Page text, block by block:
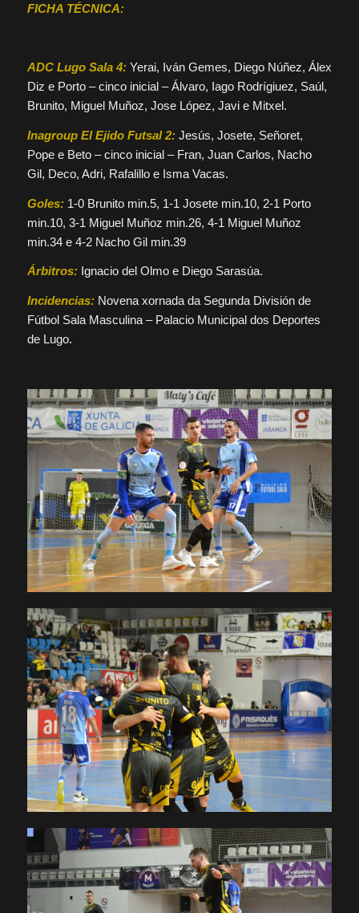
FICHA TÉCNICA:
ADC Lugo Sala 4: Yerai, Iván Gemes, Diego Núñez, Álex
Diz e Porto – cinco inicial – Álvaro, Iago Rodrígiuez, Saúl,
Brunito, Miguel Muñoz, Jose López, Javi e Mitxel.
Inagroup El Ejido Futsal 2: Jesús, Josete, Señoret,
Pope e Beto – cinco inicial – Fran, Juan Carlos, Nacho
Gil, Deco, Adri, Rafalillo e Isma Vacas.
Goles: 1-0 Brunito min.5, 1-1 Josete min.10, 2-1 Porto
min.10, 3-1 Miguel Muñoz min.26, 4-1 Miguel Muñoz
min.34 e 4-2 Nacho Gil min.39
Árbitros: Ignacio del Olmo e Diego Sarasúa.
Incidencias: Novena xornada da Segunda División de
Fútbol Sala Masculina – Palacio Municipal dos Deportes
de Lugo.